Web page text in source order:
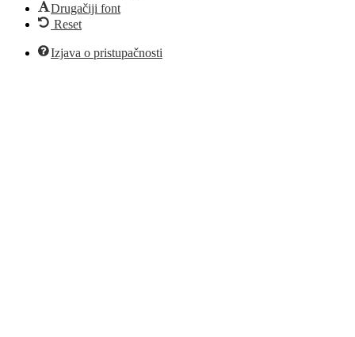
Drugačiji font
Reset
Izjava o pristupačnosti